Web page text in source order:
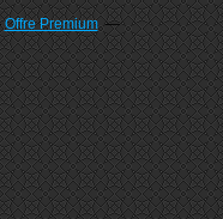
Offre Premium